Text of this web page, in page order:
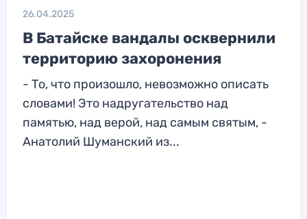
26.04.2025
В Батайске вандалы осквернили
территорию захоронения
- То, что произошло, невозможно описать
словами! Это надругательство над
памятью, над верой, над самым святым, -
Анатолий Шуманский из...